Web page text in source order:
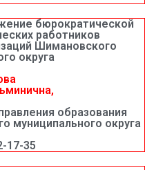
бюрократической
работников
Шимановского
округа
образования
муниципального округа
17-35